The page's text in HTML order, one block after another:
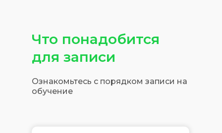
Что понадобится
для записи
Ознакомьтесь с порядком записи на
обучение